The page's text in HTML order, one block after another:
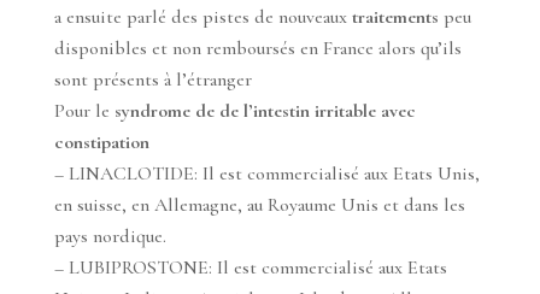
a ensuite parlé des pistes de nouveaux traitements peu
disponibles et non remboursés en France alors qu’ils
sont présents à l’étranger
Pour le syndrome de de l’intestin irritable avec
constipation
– LINACLOTIDE: Il est commercialisé aux Etats Unis,
en suisse, en Allemagne, au Royaume Unis et dans les
pays nordique.
– LUBIPROSTONE: Il est commercialisé aux Etats